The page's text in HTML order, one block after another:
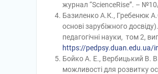
журнал “ScienceRise”. –
Базиленко А.К., Гребенюк
основі зарубіжного
педагогічні науки, том 2,
https://
Бойко А. Е., Вербицький В.
можливості для розвитку